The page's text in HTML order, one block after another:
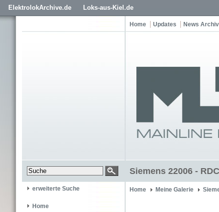
ElektrolokArchive.de Loks-aus-Kiel.de
Home Updates News Archiv
Siemens 22006 -
erweiterte Suche
Home
Home Meine Galerie